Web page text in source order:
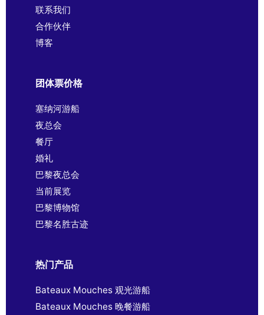
联系我们
合作伙伴
博客
团体票价格
塞纳河游船
夜总会
餐厅
婚礼
巴黎夜总会
当前展览
巴黎博物馆
巴黎名胜古迹
热门产品
Bateaux Mouches 观光游船
Bateaux Mouches 晚餐游船